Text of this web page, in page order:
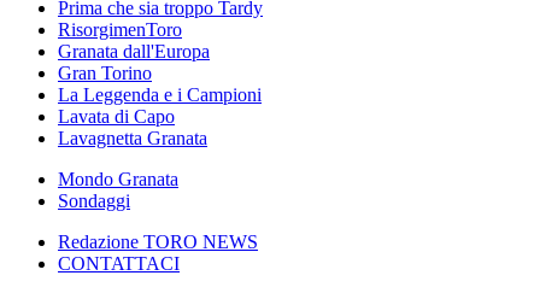
Prima che sia troppo Tardy
RisorgimenToro
Granata dall'Europa
Gran Torino
La Leggenda e i Campioni
Lavata di Capo
Lavagnetta Granata
Mondo Granata
Sondaggi
Redazione TORO NEWS
CONTATTACI